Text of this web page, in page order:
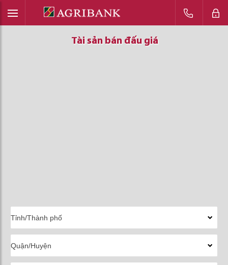
Tài sản bán đấu giá
Tài sản bán đấu giá
Tài sản bán đấu giá